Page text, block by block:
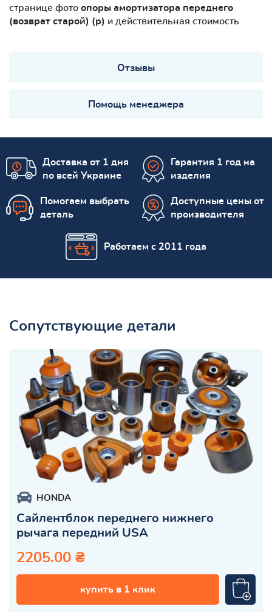
странице фото опоры амортизатора переднего
(возврат старой) (р) и действительная стоимость
Отзывы
Помощь менеджера
Доставка от 1 дня
по всей Украине
Гарантия 1 год на
изделия
Помогаем выбрать
деталь
Доступные цены от
производителя
Работаем с 2011 года
Сопутствующие детали
HONDA
Сайлентблок переднего нижнего
рычага передний USA
2205.00 ₴
купить в 1 клик